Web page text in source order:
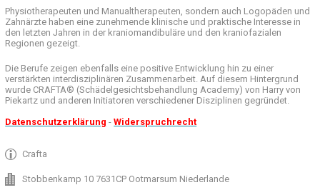
Physiotherapeuten und Manualtherapeuten, sondern auch Logopäden und
Zahnärzte haben eine zunehmende klinische und praktische Interesse in
den letzten Jahren in der kraniomandibuläre und den kraniofazialen
Regionen gezeigt.
Die Berufe zeigen ebenfalls eine positive Entwicklung hin zu einer
verstärkten interdisziplinären Zusammenarbeit. Auf diesem Hintergrund
wurde CRAFTA® (Schädelgesichtsbehandlung Academy) von Harry von
Piekartz und anderen Initiatoren verschiedener Disziplinen gegründet.
Datenschutzerklärung -Widerspruchrecht
Crafta
Stobbenkamp 10 7631CP Ootmarsum Niederlande